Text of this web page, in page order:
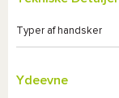
Typer af handsker
Ydeevne